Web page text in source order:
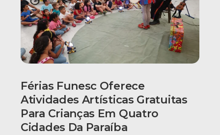
Férias Funesc Oferece
Atividades Artísticas Gratuitas
Para Crianças Em Quatro
Cidades Da Paraíba